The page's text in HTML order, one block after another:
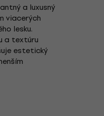
a luxusný
viacerých
lesku.
a textúru
estetický